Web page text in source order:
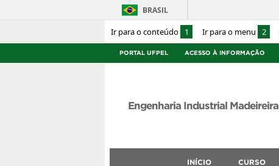
Ir para o conteúdo 1 Ir para o menu 2
BRASIL
PORTAL UFPEL ACESSO À INFORMAÇÃO
Engenharia Industrial Madeireira
INÍCIO CURSO